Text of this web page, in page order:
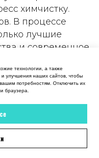
химчистку.
В процессе
лучшие
и современное
борьбы с
позволяет
ткани, не
технологии, а также
улучшения наших сайтов, чтобы
потребностям. Отключить их
браузера.